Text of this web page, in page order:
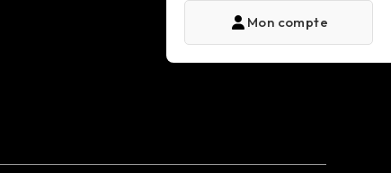
Mon compte